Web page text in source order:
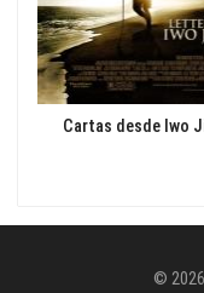
Cartas desde Iwo
©